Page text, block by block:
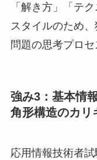
「解き方」「テ
スタイルのため
問題の思考プロセ
強み3：基本情
角形構造のカリ
応用情報技術者